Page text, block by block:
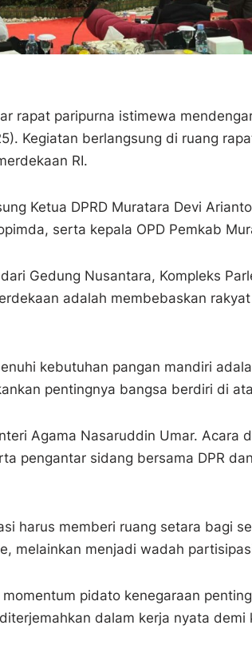
rapat paripurna istimewa
Kegiatan berlangsung di ruang
RI.
Ketua DPRD Muratara Devi
serta kepala OPD Pemkab
Gedung Nusantara, Kompleks
adalah membebaskan
kebutuhan pangan mandiri
pentingnya bangsa berdiri di
Agama Nasaruddin Umar. Acara
pengantar sidang bersama DPR
harus memberi ruang setara bagi
melainkan menjadi wadah
pidato kenegaraan
dalam kerja nyata demi